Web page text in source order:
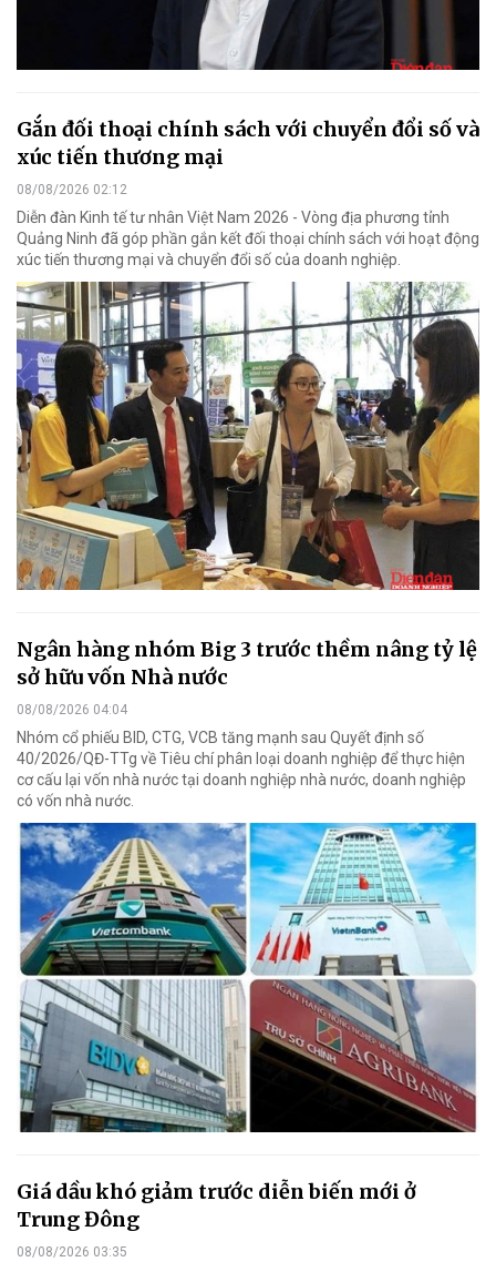
Gắn đối thoại chính sách với chuyển đổi số và
xúc tiến thương mại
08/08/2026 02:12
Diễn đàn Kinh tế tư nhân Việt Nam 2026 - Vòng địa phương tỉnh
Quảng Ninh đã góp phần gắn kết đối thoại chính sách với hoạt động
xúc tiến thương mại và chuyển đổi số của doanh nghiệp.
Ngân hàng nhóm Big 3 trước thềm nâng tỷ lệ
sở hữu vốn Nhà nước
08/08/2026 04:04
Nhóm cổ phiếu BID, CTG, VCB tăng mạnh sau Quyết định số
40/2026/QĐ-TTg về Tiêu chí phân loại doanh nghiệp để thực hiện
cơ cấu lại vốn nhà nước tại doanh nghiệp nhà nước, doanh nghiệp
có vốn nhà nước.
Giá dầu khó giảm trước diễn biến mới ở
Trung Đông
08/08/2026 03:35